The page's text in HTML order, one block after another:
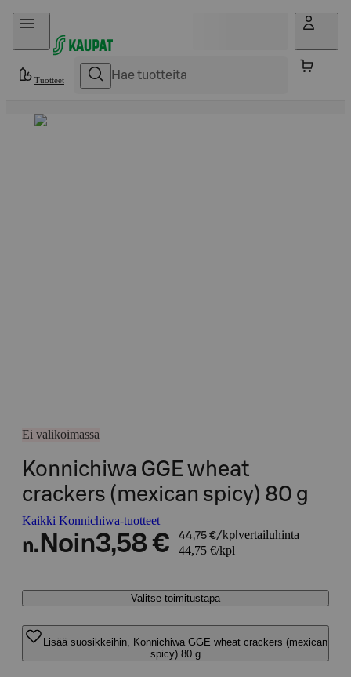
Hyppää sisältöön
Tuotteet
Ei valikoimassa
Konnichiwa GGE wheat
crackers (mexican spicy) 80 g
Kaikki Konnichiwa-tuotteet
n. Noin3,58 € 44,75 €/kpl vertailuhinta
44,75 €/kpl
Valitse toimitustapa
Lisää suosikkeihin, Konnichiwa GGE wheat crackers (mexican
spicy) 80 g